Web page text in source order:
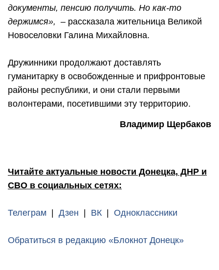
документы, пенсию получить. Но как-то
держимся», – рассказала жительница Великой
Новоселовки Галина Михайловна.
Дружинники продолжают доставлять
гуманитарку в освобожденные и прифронтовые
районы республики, и они стали первыми
волонтерами, посетившими эту территорию.
Владимир Щербаков
Читайте актуальные новости Донецка, ДНР и
СВО в социальных сетях:
Телеграм Дзен ВК Одноклассники
Обратиться в редакцию «Блокнот Донецк»